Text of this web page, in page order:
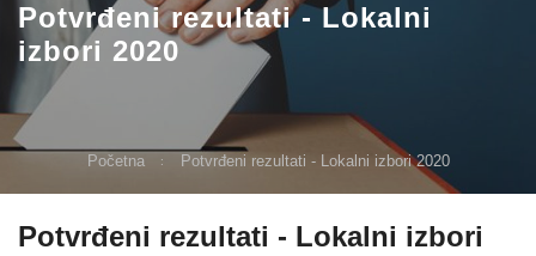
Potvrđeni rezultati - Lokalni
izbori 2020
Početna Potvrđeni rezultati - Lokalni izbori 2020
Potvrđeni rezultati - Lokalni izbori